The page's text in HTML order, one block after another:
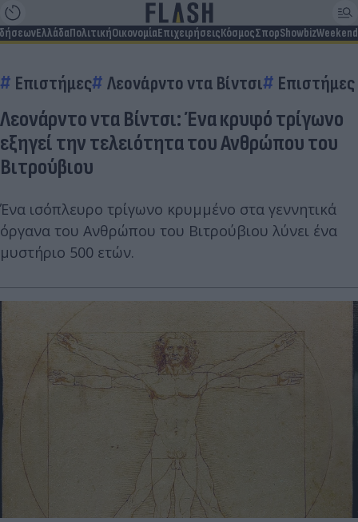
ΕλλάδαΠολιτικήΟικονομίαΕπιχειρήσειςΚόσμοςΣπορShowbizWeekend
Επιστήμες Λεονάρντο ντα Βίντσι Επιστήμες
Λεονάρντο ντα Βίντσι: Ένα κρυφό τρίγωνο
εξηγεί την τελειότητα του Ανθρώπου του
Βιτρούβιου
Ένα ισόπλευρο τρίγωνο κρυμμένο στα γεννητικά
όργανα του Ανθρώπου του Βιτρούβιου λύνει ένα
μυστήριο 500 ετών.